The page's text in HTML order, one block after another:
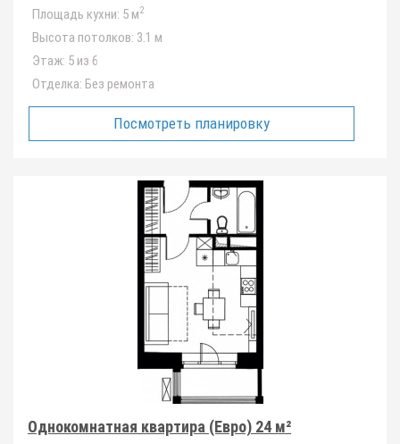
Площадь кухни: 5 м2
Высота потолков: 3.1 м
Этаж: 5 из 6
Отделка: Без ремонта
Посмотреть планировку
Однокомнатная квартира (Евро) 24 м²